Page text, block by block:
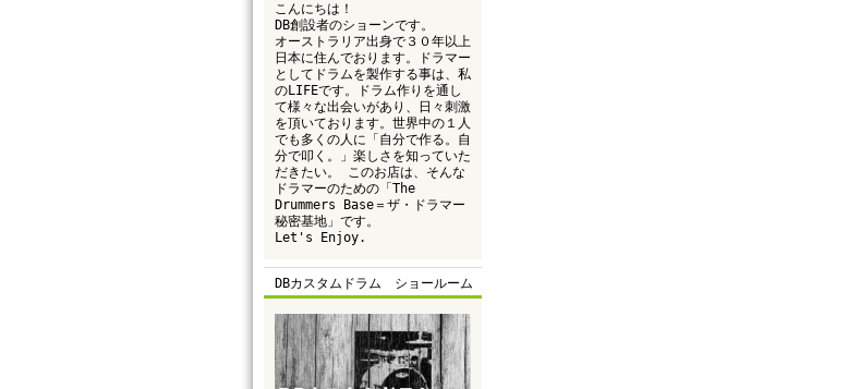
こんにちは！
DB創設者のショーンです。
オーストラリア出身で３０年以上
日本に住んでおります。ドラマー
としてドラムを製作する事は、私
のLIFEです。ドラム作りを通し
て様々な出会いがあり、日々刺激
を頂いております。世界中の１人
でも多くの人に「自分で作る。自
分で叩く。」楽しさを知っていた
だきたい。 このお店は、そんな
ドラマーのための「The
Drummers Base＝ザ・ドラマー
秘密基地」です。
Let's Enjoy.
DBカスタムドラム ショールーム